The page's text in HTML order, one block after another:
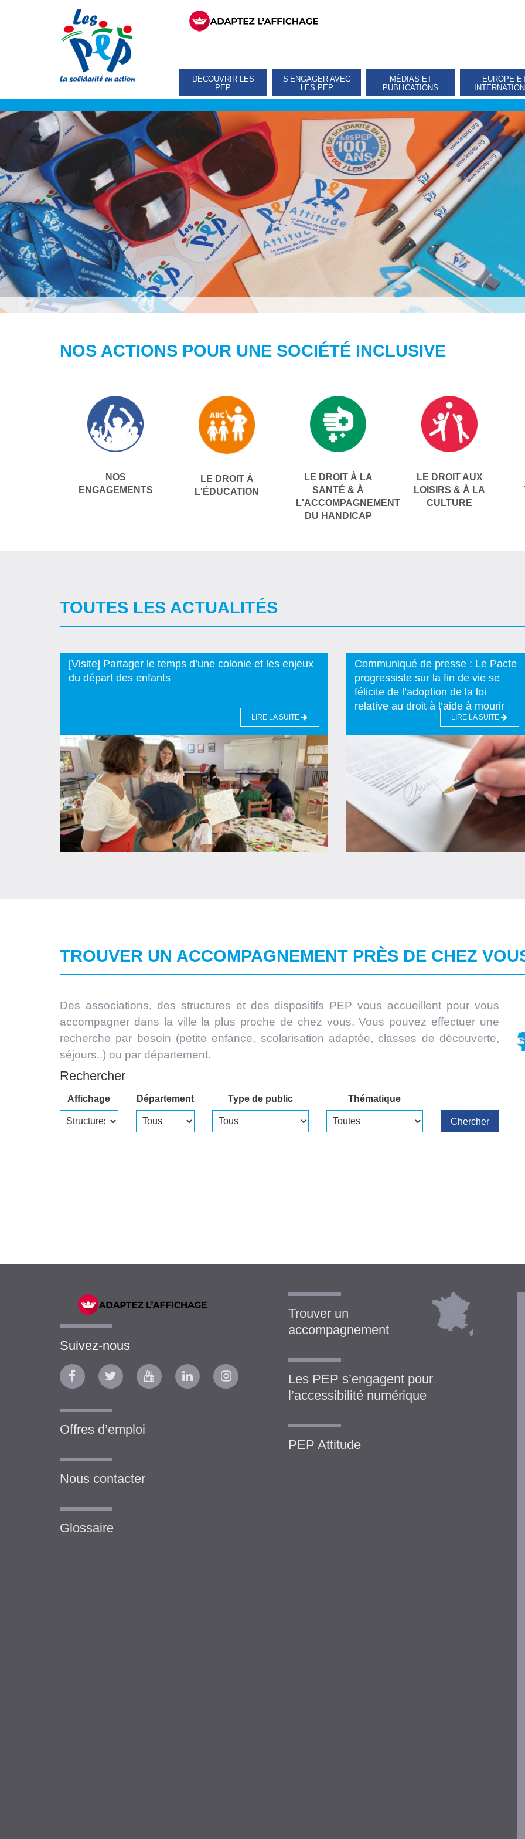
DÉCOUVRIR LES
PEP
S’ENGAGER AVEC
LES PEP
MÉDIAS ET
PUBLICATIONS
EUROPE
NOS ACTIONS POUR UNE SOCIÉTÉ INCLUSIVE
NOS
ENGAGEMENTS
LE DROIT À
L'ÉDUCATION
LE DROIT À LA
SANTÉ & À
L'ACCOMPAGNEMENT
DU HANDICAP
LE DROIT AUX
LOISIRS & À LA
CULTURE
TOUTES LES ACTUALITÉS
[Visite] Partager le temps d’une colonie et les enjeux
du départ des enfants
LIRE LA SUITE
Communiqué de presse : Le Pacte
progressiste sur la fin de vie se
félicite de l’adoption de la loi
relative au droit à l’aide à mourir
LIRE LA SUITE
TROUVER UN ACCOMPAGNEMENT PRÈS DE CHEZ
Des associations, des structures et des dispositifs PEP vous accueillent pour vous
accompagner dans la ville la plus proche de chez vous. Vous pouvez effectuer une
recherche par besoin (petite enfance, scolarisation adaptée, classes de découverte,
séjours..) ou par département.
Rechercher
Affichage Département Type de public Thématique
Chercher
Suivez-nous
Offres d’emploi
Nous contacter
Glossaire
Trouver un
accompagnement
Les PEP s’engagent pour
l’accessibilité numérique
PEP Attitude